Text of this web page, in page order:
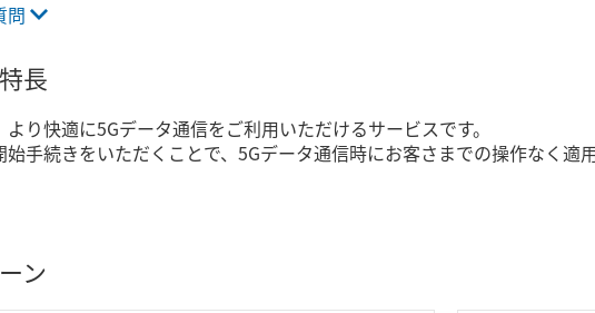
問
長
り快適に5Gデータ通信をご利用いただけるサービスです。
始手続きをいただくことで、5Gデータ通信時にお客さまでの操作なく適
ン